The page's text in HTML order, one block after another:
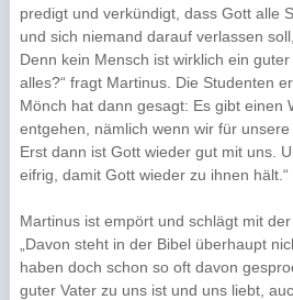
predigt und verkündigt, dass Gott alle
und sich niemand darauf verlassen
Denn kein Mensch ist wirklich ein guter
alles?“ fragt Martinus. Die Studenten
Mönch hat dann gesagt: Es gibt einen
entgehen, nämlich wenn wir für unsere
Erst dann ist Gott wieder gut mit uns.
eifrig, damit Gott wieder zu ihnen hält.“
Martinus ist empört und schlägt mit
„Davon steht in der Bibel überhaupt
haben doch schon so oft davon
guter Vater zu uns ist und uns liebt,